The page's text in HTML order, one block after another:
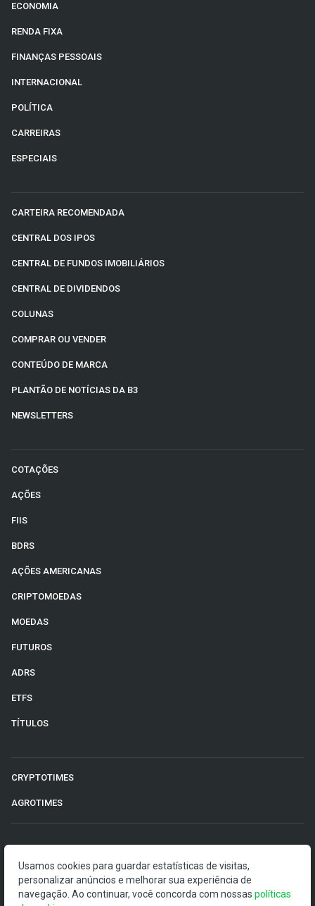
ECONOMIA
RENDA FIXA
FINANÇAS PESSOAIS
INTERNACIONAL
POLÍTICA
CARREIRAS
ESPECIAIS
CARTEIRA RECOMENDADA
CENTRAL DOS IPOS
CENTRAL DE FUNDOS IMOBILIÁRIOS
CENTRAL DE DIVIDENDOS
COLUNAS
COMPRAR OU VENDER
CONTEÚDO DE MARCA
PLANTÃO DE NOTÍCIAS DA B3
NEWSLETTERS
COTAÇÕES
AÇÕES
FIIS
BDRS
AÇÕES AMERICANAS
CRIPTOMOEDAS
MOEDAS
FUTUROS
ADRS
ETFS
TÍTULOS
CRYPTOTIMES
AGROTIMES
O Money Times publica matérias de cunho jornalístico, que
visam a democratização da informação. Nossas
Usamos cookies para guardar estatísticas de visitas,
personalizar anúncios e melhorar sua experiência de
navegação. Ao continuar, você concorda com nossas políticas